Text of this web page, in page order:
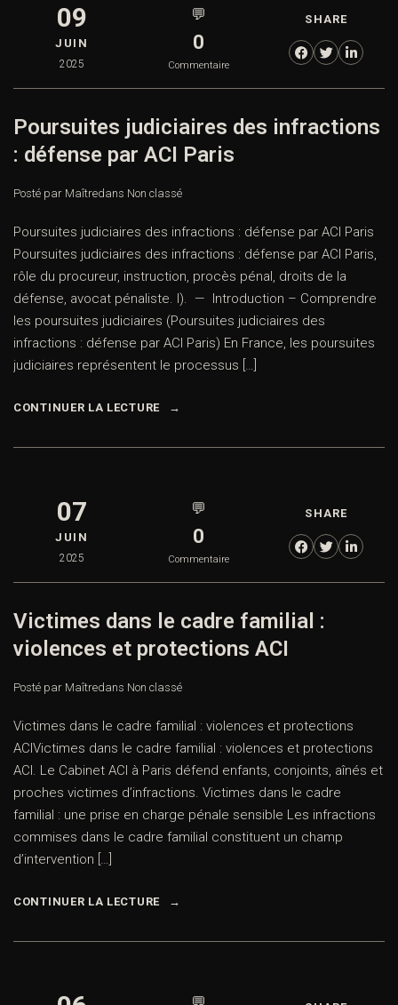
09
JUIN
2025
💬
0
Commentaire
SHARE
Poursuites judiciaires des infractions
: défense par ACI Paris
Posté par Maîtredans Non classé
Poursuites judiciaires des infractions : défense par ACI Paris
Poursuites judiciaires des infractions : défense par ACI Paris,
rôle du procureur, instruction, procès pénal, droits de la
défense, avocat pénaliste. I). — Introduction – Comprendre
les poursuites judiciaires (Poursuites judiciaires des
infractions : défense par ACI Paris) En France, les poursuites
judiciaires représentent le processus […]
CONTINUER LA LECTURE
07
JUIN
2025
💬
0
Commentaire
SHARE
Victimes dans le cadre familial :
violences et protections ACI
Posté par Maîtredans Non classé
Victimes dans le cadre familial : violences et protections
ACIVictimes dans le cadre familial : violences et protections
ACI. Le Cabinet ACI à Paris défend enfants, conjoints, aînés et
proches victimes d’infractions. Victimes dans le cadre
familial : une prise en charge pénale sensible Les infractions
commises dans le cadre familial constituent un champ
d’intervention […]
CONTINUER LA LECTURE